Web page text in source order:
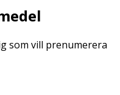
som vill prenumerera